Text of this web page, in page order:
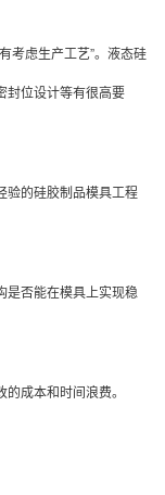
考虑生产工艺”。液态硅
封位设计等有很高要
验的硅胶制品模具工程
是否能在模具上实现稳
成本和时间浪费。